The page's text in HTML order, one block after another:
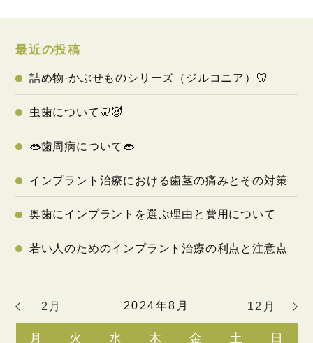
最近の投稿
詰め物·かぶせものシリーズ（ジルコニア）🦷
虫歯について🦷😈
👄歯周病について👄
インプラント治療における歯茎の痛みとその対策
奥歯にインプラントを選ぶ理由と費用について
若い人のためのインプラント治療の利点と注意点
2024年8月
月 火 水 木 金 土 日
2月 12月